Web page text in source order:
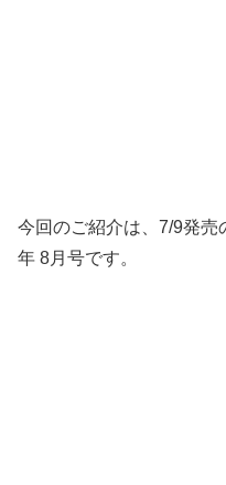
今回のご紹介は、7/9発売
年 8月号です。